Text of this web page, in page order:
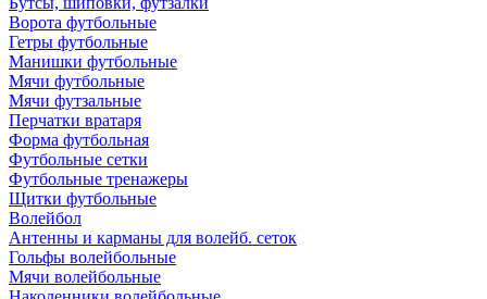
Ворота футбольные
Гетры футбольные
Манишки футбольные
Мячи футбольные
Мячи футзальные
Перчатки вратаря
Форма футбольная
Футбольные сетки
Футбольные тренажеры
Щитки футбольные
Волейбол
Антенны и карманы для волейб. сеток
Гольфы волейбольные
Мячи волейбольные